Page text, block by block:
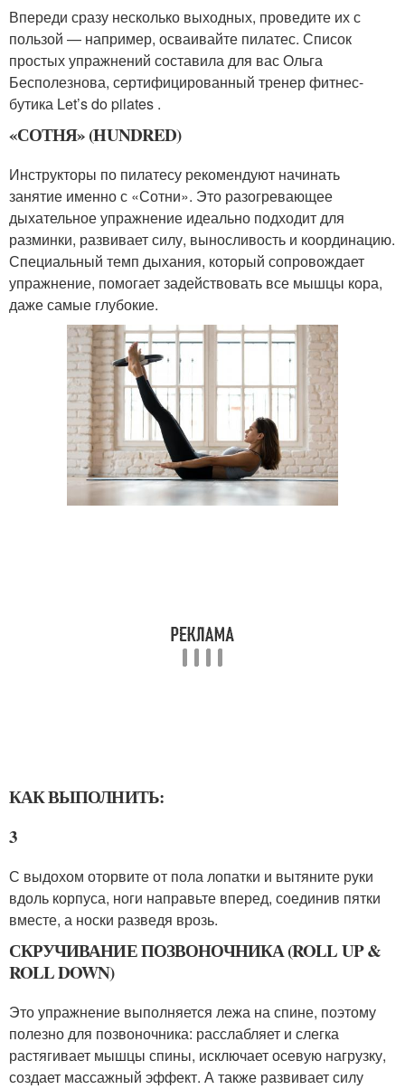
Впереди сразу несколько выходных, проведите их с
пользой — например, осваивайте пилатес. Список
простых упражнений составила для вас Ольга
Бесполезнова, сертифицированный тренер фитнес-
бутика Let’s do pilates .
«СОТНЯ» (HUNDRED)
Инструкторы по пилатесу рекомендуют начинать
занятие именно с «Сотни». Это разогревающее
дыхательное упражнение идеально подходит для
разминки, развивает силу, выносливость и координацию.
Специальный темп дыхания, который сопровождает
упражнение, помогает задействовать все мышцы кора,
даже самые глубокие.
КАК ВЫПОЛНИТЬ:
3
С выдохом оторвите от пола лопатки и вытяните руки
вдоль корпуса, ноги направьте вперед, соединив пятки
вместе, а носки разведя врозь.
СКРУЧИВАНИЕ ПОЗВОНОЧНИКА (ROLL UP &
ROLL DOWN)
Это упражнение выполняется лежа на спине, поэтому
полезно для позвоночника: расслабляет и слегка
растягивает мышцы спины, исключает осевую нагрузку,
создает массажный эффект. А также развивает силу